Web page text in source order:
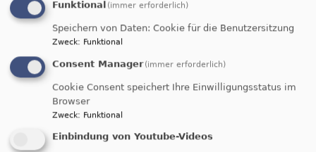
Kennenlernen,
Austausch und
Spielen, für Gespräche und Begegnungen.
Weiterlesen über
Krabbelgruppe
ist
belebt
Seitennummerierung
Aktuelle
1 Seite
2
Nächste
Weiter >
Funktional (immer erforderlich)
Speichern von Daten: Cookie für die Benutzersitzung
Zweck: Funktional
Consent Manager (immer erforderlich)
Cookie Consent speichert Ihre Einwilligungsstatus im
Browser
Zweck: Funktional
Einbindung von Youtube-Videos